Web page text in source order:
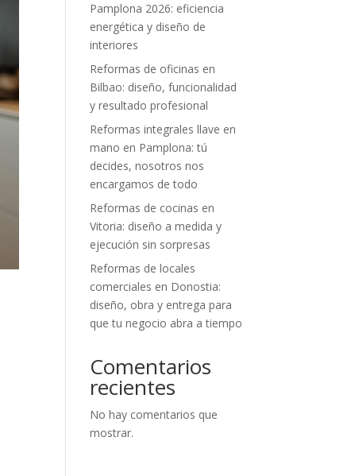
Pamplona 2026: eficiencia
energética y diseño de
interiores
Reformas de oficinas en
Bilbao: diseño, funcionalidad
y resultado profesional
Reformas integrales llave en
mano en Pamplona: tú
decides, nosotros nos
encargamos de todo
Reformas de cocinas en
Vitoria: diseño a medida y
ejecución sin sorpresas
Reformas de locales
comerciales en Donostia:
diseño, obra y entrega para
que tu negocio abra a tiempo
Comentarios
recientes
No hay comentarios que
mostrar.